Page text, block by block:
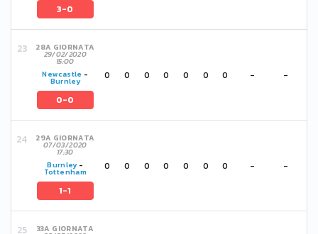
3-0
28A GIORNATA
29/02/2020
15:00
Newcastle -
Burnley
0-0
0 0 0 0 0 0 0 - -
29A GIORNATA
07/03/2020
17:30
Burnley-
Tottenham
1-1
0 0 0 0 0 0 0 - -
33A GIORNATA